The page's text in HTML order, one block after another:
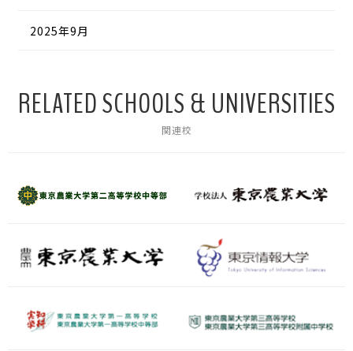
2025年9月
RELATED SCHOOLS & UNIVERSITIES
関連校